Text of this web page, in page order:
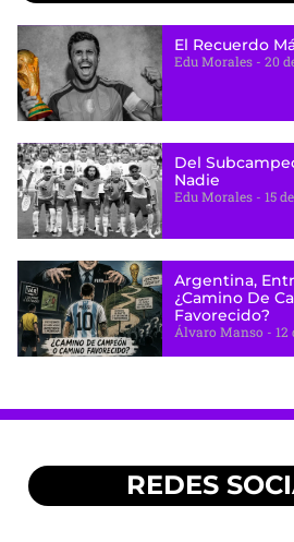
El Recuerdo
Edu Morales 20
Del
Nadie
Edu Morales 15
Argentina,
¿camino De
Favorecido?
Álvaro Manso 12
REDES